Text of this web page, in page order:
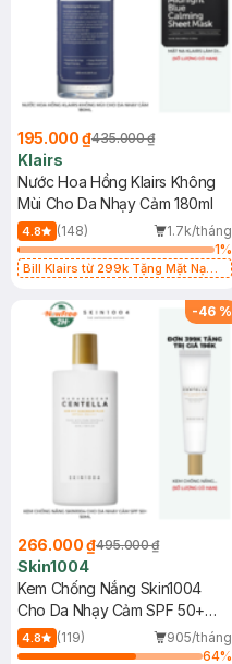
195.000 ₫435.000 ₫
Klairs
Nước Hoa Hồng Klairs Không
Mùi Cho Da Nhạy Cảm 180ml
4.8 (148)
1.7k/tháng
1%
Bill Klairs từ 299k Tặng Mặt Nạ
25ml (SL Có Hạn)
-46 %
266.000 ₫495.000 ₫
Skin1004
Kem Chống Nắng Skin1004
Cho Da Nhạy Cảm SPF 50+
50ml
4.8 (119)
905/tháng
64%